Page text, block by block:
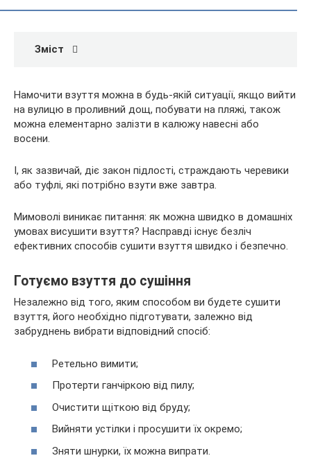
Зміст
Намочити взуття можна в будь-якій ситуації, якщо вийти
на вулицю в проливний дощ, побувати на пляжі, також
можна елементарно залізти в калюжу навесні або
восени.
І, як зазвичай, діє закон підлості, страждають черевики
або туфлі, які потрібно взути вже завтра.
Мимоволі виникає питання: як можна швидко в домашніх
умовах висушити взуття? Насправді існує безліч
ефективних способів сушити взуття швидко і безпечно.
Готуємо взуття до сушіння
Незалежно від того, яким способом ви будете сушити
взуття, його необхідно підготувати, залежно від
забруднень вибрати відповідний спосіб:
Ретельно вимити;
Протерти ганчіркою від пилу;
Очистити щіткою від бруду;
Вийняти устілки і просушити їх окремо;
Зняти шнурки, їх можна випрати.